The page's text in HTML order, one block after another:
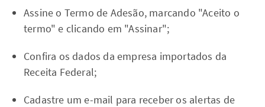
Assine o Termo de Adesão, marcando "Aceito o
termo" e clicando em "Assinar";
Confira os dados da empresa importados da
Receita Federal;
Cadastre um e-mail para receber os alertas de